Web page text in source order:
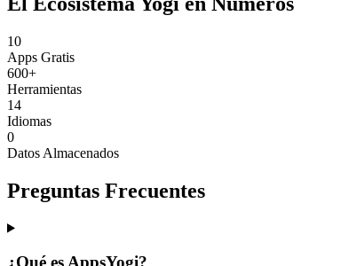
10
Apps Gratis
600+
Herramientas
14
Idiomas
0
Datos Almacenados
Preguntas Frecuentes
¿Qué es AppsYogi?